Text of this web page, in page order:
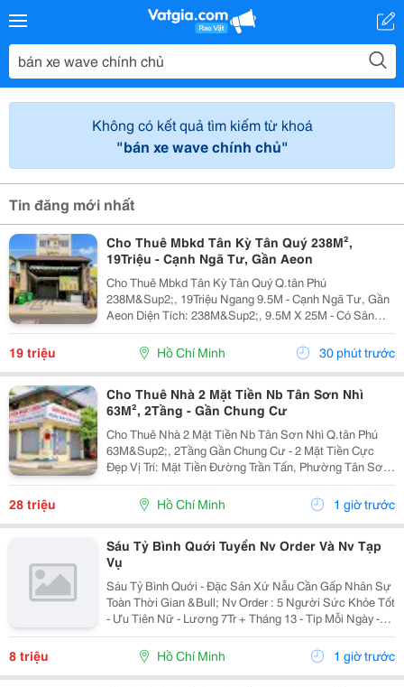
Không có kết quả tìm kiếm từ khoá
"bán xe wave chính chủ"
Tin đăng mới nhất
Cho Thuê Mbkd Tân Kỳ Tân Quý 238M²,
19Triệu - Cạnh Ngã Tư, Gần Aeon
Cho Thuê Mbkd Tân Kỳ Tân Quý Q.tân Phú
238M&Sup2;, 19Triệu Ngang 9.5M - Cạnh Ngã Tư, Gần
Aeon Diện Tích: 238M&Sup2;, 9.5M X 25M - Có Sân
Cực Rộng Kết Cấu: 1Trệt Trống Suốt, Có 2 Pn Thích
Hợp: Quán Ăn,Cafe, Spa-Nails, Shop Điện Thoại, Phụ
Kiện,...
19 triệu Hồ Chí Minh 30 phút trước
Cho Thuê Nhà 2 Mặt Tiền Nb Tân Sơn Nhì
63M², 2Tầng - Gần Chung Cư
Cho Thuê Nhà 2 Mặt Tiền Nb Tân Sơn Nhì Q.tân Phú
63M&Sup2;, 2Tầng Gần Chung Cư - 2 Mặt Tiền Cực
Đẹp Vị Trí: Mặt Tiền Đường Trần Tấn, Phường Tân Sơn
Nhì, Quận Tân Phú, Tp.hcm Diện Tích: 63M&Sup2;, 9M
X 7M Kết Cấu: Trệt, 1 Lầu &Ndash; Gồm 1...
28 triệu Hồ Chí Minh 1 giờ trước
Sáu Tỷ Bình Quới Tuyển Nv Order Và Nv Tạp
Vụ
Sáu Tỷ Bình Quới - Đặc Sản Xứ Nẫu Cần Gấp Nhân Sự
Toàn Thời Gian &Bull; Nv Order : 5 Người Sức Khỏe Tốt
- Ưu Tiên Nữ - Lương 7Tr + Tháng 13 - Tip Mỗi Ngày -
Có Ca Suốt Hoặc Ca Gãy - Tháng 2 Ngày Off - Lễ X 2 -
Được Nghỉ Tết Nđ ...
8 triệu Hồ Chí Minh 1 giờ trước